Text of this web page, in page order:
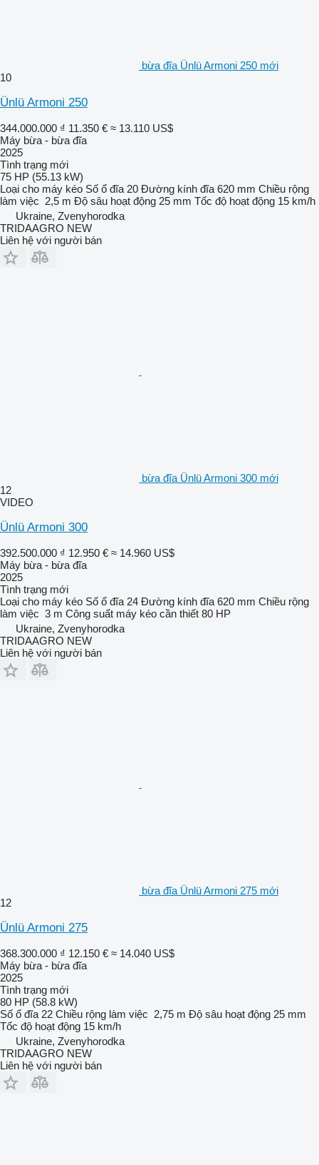
bừa đĩa Ünlü Armoni 250 mới
10
Ünlü Armoni 250
344.000.000 ₫ 11.350 € ≈ 13.110 US$
Máy bừa - bừa đĩa
2025
Tình trạng mới
75 HP (55.13 kW)
Loại cho máy kéo Số ổ đĩa 20 Đường kính đĩa 620 mm Chiều rộng
làm việc 2,5 m Độ sâu hoạt động 25 mm Tốc độ hoạt động 15 km/h
Ukraine, Zvenyhorodka
TRIDAAGRO NEW
Liên hệ với người bán
bừa đĩa Ünlü Armoni 300 mới
12
VIDEO
Ünlü Armoni 300
392.500.000 ₫ 12.950 € ≈ 14.960 US$
Máy bừa - bừa đĩa
2025
Tình trạng mới
Loại cho máy kéo Số ổ đĩa 24 Đường kính đĩa 620 mm Chiều rộng
làm việc 3 m Công suất máy kéo cần thiết 80 HP
Ukraine, Zvenyhorodka
TRIDAAGRO NEW
Liên hệ với người bán
bừa đĩa Ünlü Armoni 275 mới
12
Ünlü Armoni 275
368.300.000 ₫ 12.150 € ≈ 14.040 US$
Máy bừa - bừa đĩa
2025
Tình trạng mới
80 HP (58.8 kW)
Số ổ đĩa 22 Chiều rộng làm việc 2,75 m Độ sâu hoạt động 25 mm
Tốc độ hoạt động 15 km/h
Ukraine, Zvenyhorodka
TRIDAAGRO NEW
Liên hệ với người bán